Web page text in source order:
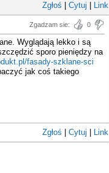
Zgłoś Cytuj Link
Zgadzam sie: 0
Wyglądają lekko i są
sporo pieniędzy na
fasady-szklane-sci
jak coś takiego
Zgłoś Cytuj Link